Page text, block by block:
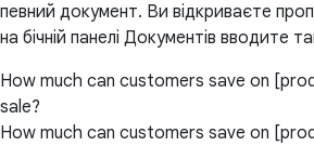
певний документ. Ви відкриваєте
на бічній панелі Документів вводите
How much can customers save on
sale?
How much can customers save on